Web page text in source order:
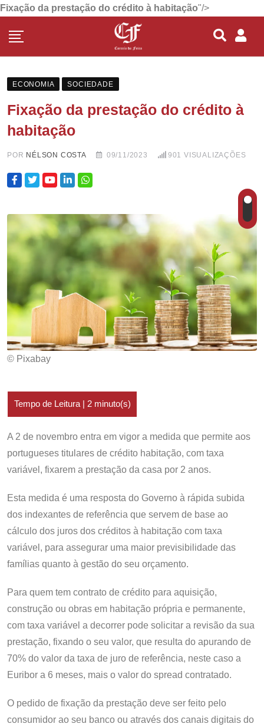
Fixação da prestação do crédito à habitação"/>
ECONOMIA SOCIEDADE
Fixação da prestação do crédito à
habitação
POR NÉLSON COSTA 09/11/2023 901 VISUALIZAÇÕES
© Pixabay
A 2 de novembro entra em vigor a medida que permite aos
portugueses titulares de crédito habitação, com taxa
variável, fixarem a prestação da casa por 2 anos.
Esta medida é uma resposta do Governo à rápida subida
dos indexantes de referência que servem de base ao
cálculo dos juros dos créditos à habitação com taxa
variável, para assegurar uma maior previsibilidade das
famílias quanto à gestão do seu orçamento.
Para quem tem contrato de crédito para aquisição,
construção ou obras em habitação própria e permanente,
com taxa variável a decorrer pode solicitar a revisão da sua
prestação, fixando o seu valor, que resulta do apurando de
70% do valor da taxa de juro de referência, neste caso a
Euribor a 6 meses, mais o valor do spread contratado.
O pedido de fixação da prestação deve ser feito pelo
consumidor ao seu banco ou através dos canais digitais do